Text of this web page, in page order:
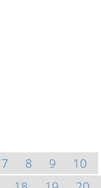
7 8 9
10